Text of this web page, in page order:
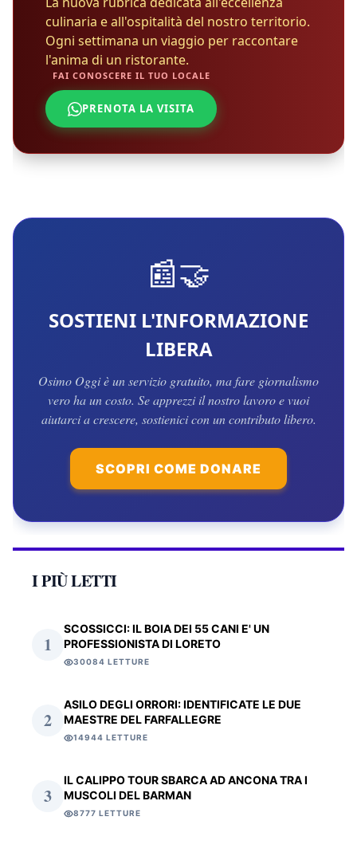
culinaria e all'ospitalità del nostro territorio.
Ogni settimana un viaggio per raccontare
l'anima di un ristorante.
FAI CONOSCERE IL TUO LOCALE
PRENOTA LA VISITA
📰🤝
SOSTIENI L'INFORMAZIONE
LIBERA
Osimo Oggi è un servizio gratuito, ma fare giornalismo
vero ha un costo. Se apprezzi il nostro lavoro e vuoi
aiutarci a crescere, sostienici con un contributo libero.
SCOPRI COME DONARE
I PIÙ LETTI
1
SCOSSICCI: IL BOIA DEI 55 CANI E' UN
PROFESSIONISTA DI LORETO
30084 LETTURE
2
ASILO DEGLI ORRORI: IDENTIFICATE LE DUE
MAESTRE DEL FARFALLEGRE
14944 LETTURE
3
IL CALIPPO TOUR SBARCA AD ANCONA TRA I
MUSCOLI DEL BARMAN
8777 LETTURE